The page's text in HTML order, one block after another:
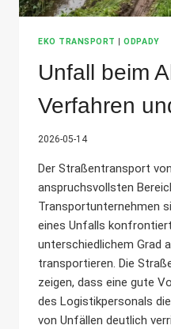
EKO TRANSPORT |ODPADY
Unfall beim
Verfahren
2026-05-14
Der Straßentransport
anspruchsvollsten
Transportunternehmen
eines Unfalls
unterschiedlichem Grad
transportieren. Die
zeigen, dass eine gute
des Logistikpersonals
von Unfällen deutlich